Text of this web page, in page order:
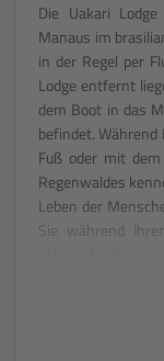
Die Uakari
Manaus im
in der Regel per
Lodge entfernt
dem Boot in das
befindet.
Fuß oder mit
Regenwaldes
Leben der
Sie während
besonderen